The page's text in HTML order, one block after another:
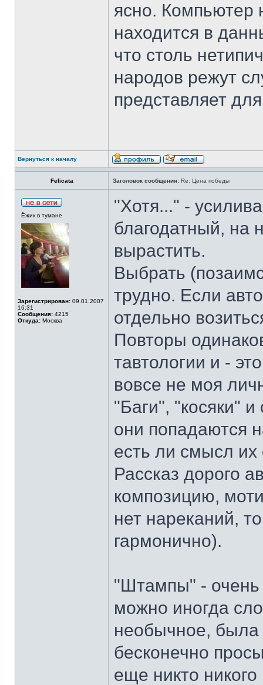
ясно. Компьютер
находится в
что столь
народов режут
представляет
Вернуться к началу
Felicata Заголовок сообщения: Re: Цена победы
Ёжик в тумане
Зарегистрирован: 09.01.2007
16:31
Сообщения: 4215
Откуда: Москва
"Хотя..." -
благодатный, на
вырастить.
Выбрать
трудно. Если
отдельно
Повторы
тавтологии и -
вовсе не моя
"Баги", "косяки" и
они попадаются
есть ли смысл их
Рассказ дорого
композицию,
нет нареканий,
гармонично).
"Штампы" - очень
можно иногда
необычное, была
бесконечно
еще никто